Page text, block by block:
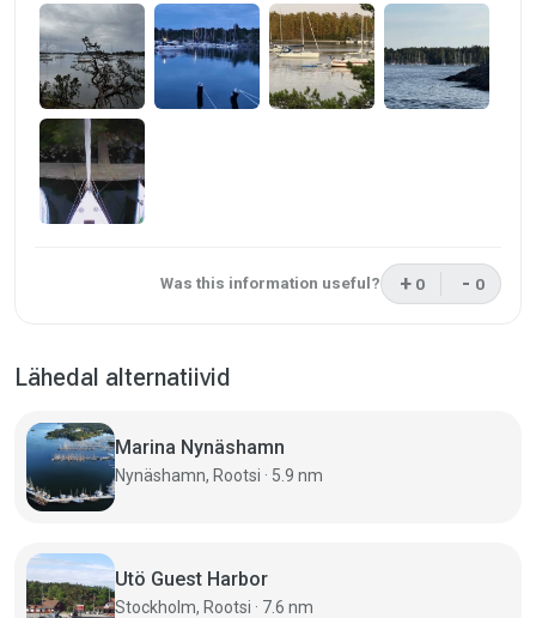
Was this information useful? +This review
0 - This
0
Lähedal alternatiivid
Marina Nynäshamn
Nynäshamn, Rootsi · 5.9 nm
Utö Guest Harbor
Stockholm, Rootsi · 7.6 nm